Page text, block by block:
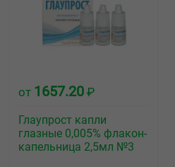
от 1657.20 ₽
Глаупрост капли
глазные 0,005% флакон-
капельница 2,5мл №3